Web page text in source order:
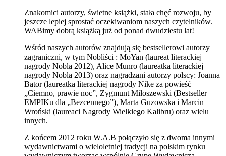
Znakomici autorzy, świetne książki, stała chęć rozwoju, by
jeszcze lepiej sprostać oczekiwaniom naszych czytelników.
WABimy dobrą książką już od ponad dwudziestu lat!
Wśród naszych autorów znajdują się bestsellerowi autorzy
zagraniczni, w tym Nobliści : MoYan (laureat literackiej
nagrody Nobla 2012), Alice Munro (laureatka literackiej
nagrody Nobla 2013) oraz nagradzani autorzy polscy: Joanna
Bator (laureatka literackiej nagrody Nike za powieść
„Ciemno, prawie noc”, Zygmunt Miłoszewski (Bestseller
EMPIKu dla „Bezcennego”), Marta Guzowska i Marcin
Wroński (laureaci Nagrody Wielkiego Kalibru) oraz wielu
innych.
Z końcem 2012 roku W.A.B połączyło się z dwoma innymi
wydawnictwami o wieloletniej tradycji na polskim rynku